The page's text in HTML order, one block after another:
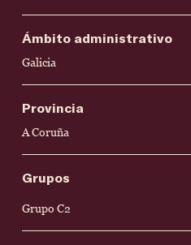
Ámbito administrativo
Galicia
Provincia
A Coruña
Grupos
Grupo C2